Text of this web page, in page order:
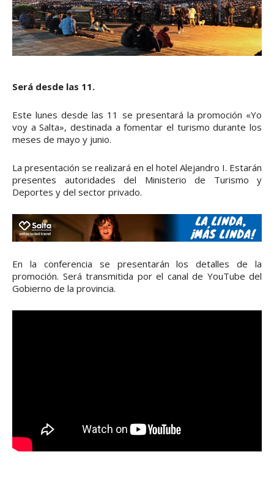
Será desde las 11.
Este lunes desde las 11 se presentará la promoción «Yo
voy a Salta», destinada a fomentar el turismo durante los
meses de mayo y junio.
La presentación se realizará en el hotel Alejandro I. Estarán
presentes autoridades del Ministerio de Turismo y
Deportes y del sector privado.
En la conferencia se presentarán los detalles de la
promoción. Será transmitida por el canal de YouTube del
Gobierno de la provincia.